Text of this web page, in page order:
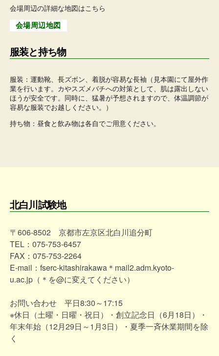
会場周辺の詳細な地図はこちら
会場周辺地図
服装と持ち物
服装：運動靴、長ズボン、着脱が容易な長袖（見本園にて屋外作
業を行います。カやスズメバチへの対策として、肌は露出しない
ほうが安全です。同時に、猛暑が予想されますので、体温調節が
容易な服装でお越しください。）
持ち物：昼食と飲み物は各自でご用意ください。
北白川試験地
〒606-8502 京都市左京区北白川追分町
TEL：075-753-6457
FAX：075-753-2264
E-mail：fserc-kitashirakawa＊mail2.adm.kyoto-
u.ac.jp（＊を@に変えてください）
お問い合わせ 平日8:30～17:15
※休日（土曜・日曜・祝日）・創立記念日（6月18日）・
年末年始（12月29日～1月3日）・夏季一斉休業期間を除
く